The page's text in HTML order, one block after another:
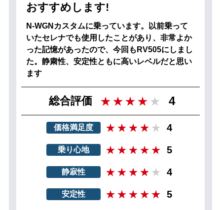
おすすめします!
N-WGNカスタムに乗っています。以前乗って
いたセレナでも使用したことがあり、非常よか
った記憶があったので、今回もRV505にしまし
た。静粛性、安定性ともに高いレベルだと思い
ます
総合評価 4
価格満足度 4
乗り心地 5
静寂性 4
安定性 5